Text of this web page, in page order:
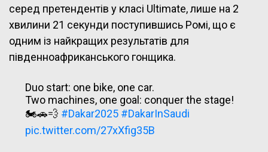
серед претендентів у класі Ultimate, лише на 2
хвилини 21 секунди поступившись Ромі, що є
одним із найкращих результатів для
південноафриканського гонщика.
Duo start: one bike, one car.
Two machines, one goal: conquer the stage!
🏍️🚗💨 #Dakar2025 #DakarInSaudi
pic.twitter.com/27xXfig35B